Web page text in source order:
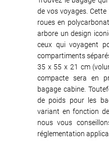
de vos voyages.
roues en
arbore un design
ceux qui voyagent
compartiments
35 x 55 x 21 cm
compacte sera en
bagage cabine.
de poids pour les
variant en fonction
nous vous
réglementation